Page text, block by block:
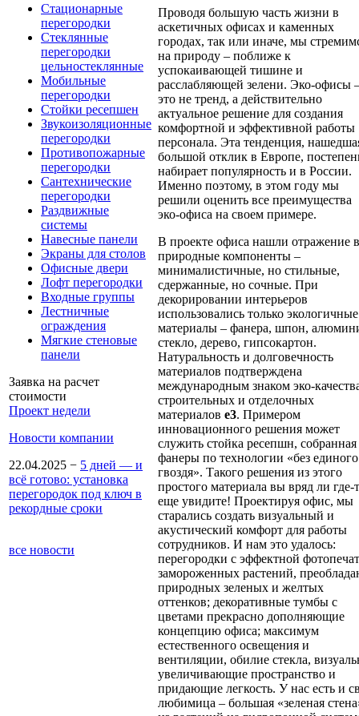
Стационарные
перегородки
Стеклянные
перегородки
цельностеклянные
Мобильные
перегородки
Стойки ресепшен
Звукоизоляционные
перегородки
Противопожарные
перегородки
Сантехнические
перегородки
Раздвижные
системы
Навесные панели
Экраны для столов
Офисные двери
Лофт перегородки
Входные группы
Лестничные
ограждения
Мягкие стеновые
панели
Заявка на расчет
стоимости
Проект недели
Новости компании
22.04.2025 − 5 дней — и
всё готово: установка
перегородок под ключ в
рекордные сроки
все новости
Проводя большую часть жизни в
аскетичных офисах и каменных
городах, так или иначе, мы
на природу – поближе к
успокаивающей тишине и
расслабляющей зелени. Эко-офисы
это не тренд, а действительно
актуальное решение для создания
комфортной и эффективной работы
персонала. Эта тенденция,
большой отклик в Европе,
набирает популярность и в России.
Именно поэтому, в этом году мы
решили оценить все преимущества
эко-офиса на своем примере.
В проекте офиса нашли отражение
природные компоненты –
минималистичные, но стильные,
сдержанные, но сочные. При
декорировании интерьеров
использовались только экологичные
материалы – фанера, шпон,
стекло, дерево, гипсокартон.
Натуральность и долговечность
материалов подтверждена
международным знаком эко-
строительных и отделочных
материалов e3. Примером
инновационного решения может
служить стойка ресепшн, собранная
фанеры по технологии «без единого
гвоздя». Такого решения из этого
простого материала вы вряд ли где-
еще увидите! Проектируя офис, мы
старались создать визуальный и
акустический комфорт для работы
сотрудников. И нам это удалось:
перегородки с эффектной
замороженных растений,
природных зеленых и желтых
оттенков; декоративные тумбы с
цветами прекрасно дополняющие
концепцию офиса; максимум
естественного освещения и
вентиляции, обилие стекла,
увеличивающие пространство и
придающие легкость. У нас есть и
любимица – большая «зеленая